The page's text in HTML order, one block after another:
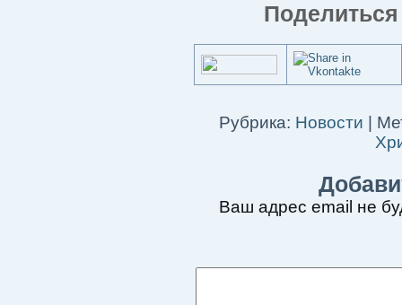
Рубрика: Новости
Ваш адрес email не